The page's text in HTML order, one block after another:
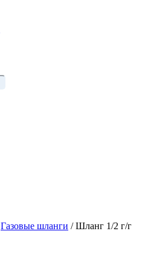
Газовые шланги / Шланг 1/2 г/г